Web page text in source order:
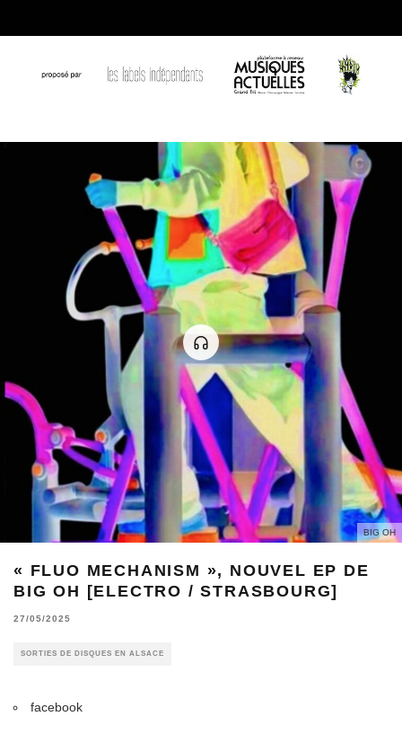
BIG OH
« FLUO MECHANISM », NOUVEL EP DE
BIG OH [ELECTRO / STRASBOURG]
27/05/2025
SORTIES DE DISQUES EN ALSACE
facebook